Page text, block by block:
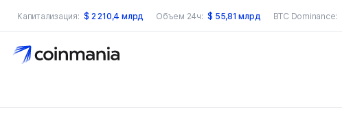
Капитализация: $ 2 210,4 млрд Объем 24ч: $ 55,81 млрд BTC Dominance:
по сайту